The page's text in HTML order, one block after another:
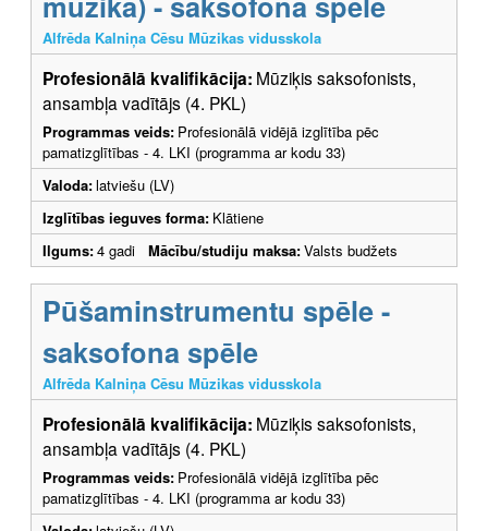
Alfrēda Kalniņa Cēsu Mūzikas vidusskola
Profesionālā kvalifikācija: Mūziķis saksofonists,
ansambļa vadītājs (4. PKL)
Programmas veids: Profesionālā vidējā izglītība pēc
pamatizglītības - 4. LKI (programma ar kodu 33)
Valoda:latviešu (LV)
Izglītības ieguves forma: Klātiene
Ilgums:4 gadi Mācību/studiju maksa:Valsts budžets
Pūšaminstrumentu spēle -
saksofona spēle
Alfrēda Kalniņa Cēsu Mūzikas vidusskola
Profesionālā kvalifikācija: Mūziķis saksofonists,
ansambļa vadītājs (4. PKL)
Programmas veids: Profesionālā vidējā izglītība pēc
pamatizglītības - 4. LKI (programma ar kodu 33)